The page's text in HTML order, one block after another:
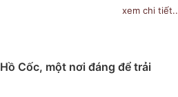
xem chi tiết..
Cốc, một nơi đáng để trải